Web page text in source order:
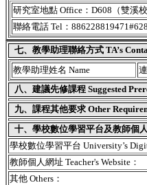
研究室地點 Office：D608（雙溪校
聯絡電話 Tel：
七、教學助理聯絡方式 TA’s
教學助理姓名 Name
八、建議先修課程 Suggested
九、課程其他要求 Other
十、學校數位學習平台及教師個
學校數位學習平台 University’s
教師個人網址 Teacher's Website：
其他 Others：